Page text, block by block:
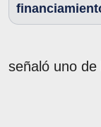
señaló uno